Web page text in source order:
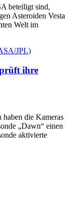
beteiligt sind,
Asteroiden Vesta
Welt im
ihre
haben die Kameras
„Dawn“ einen
aktivierte